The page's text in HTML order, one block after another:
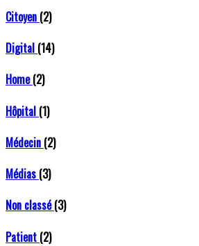
Citoyen (2)
Digital (14)
Home(2)
Hôpital (1)
Médecin (2)
Médias (3)
Non classé(3)
Patient (2)